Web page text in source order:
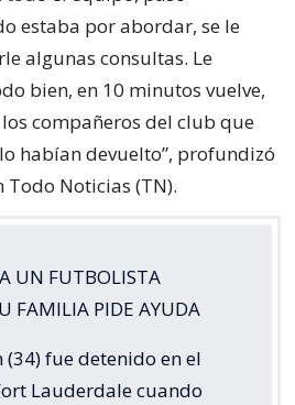
estaba por abordar, se le
algunas consultas. Le
bien, en 10 minutos vuelve,
compañeros del club que
habían devuelto”, profundizó
Todo Noticias (TN).
UN FUTBOLISTA
FAMILIA PIDE AYUDA
fue detenido en el
Lauderdale cuando